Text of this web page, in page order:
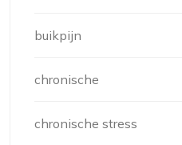
buikpijn
chronische
chronische stress